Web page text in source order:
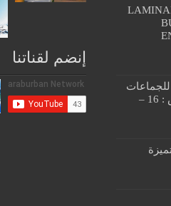
والحكومات المحلية مراكش : 16 –
إنضم لقناتنا